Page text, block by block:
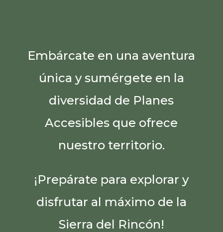
Embárcate en una aventura
única y sumérgete en la
diversidad de Planes
Accesibles que ofrece
nuestro territorio.
¡Prepárate para explorar y
disfrutar al máximo de la
Sierra del Rincón!